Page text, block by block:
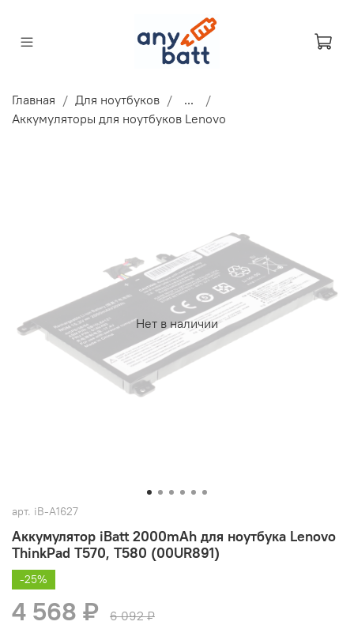
Главная Для ноутбуков
...
Аккумуляторы для ноутбуков Lenovo
Нет в наличии
арт. iB-A1627
Аккумулятор iBatt 2000mAh для ноутбука Lenovo
ThinkPad T570, T580 (00UR891)
-25%
4 568 ₽ 6 092 ₽